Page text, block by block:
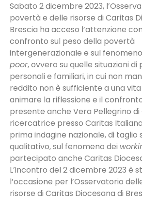
Sabato 2 dicembre 2023,
povertà e delle risorse di Caritas
Brescia ha acceso l’attenzione
confronto sul peso della povertà
intergenerazionale e sul
poor, ovvero su quelle situazioni di
personali e familiari, in cui non
reddito non è sufficiente a una
animare la riflessione e il
presente anche Vera Pellegrino
ricercatrice presso Caritas
prima indagine nazionale, di
qualitativo, sul fenomeno dei
partecipato anche Caritas
L’incontro del 2 dicembre 2023 è
l’occasione per l’Osservatorio
risorse di Caritas Diocesana di